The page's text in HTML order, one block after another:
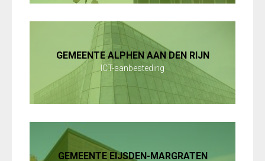
GEMEENTE ALPHEN AAN DEN RIJN
ICT-aanbesteding
GEMEENTE EIJSDEN-MARGRATEN